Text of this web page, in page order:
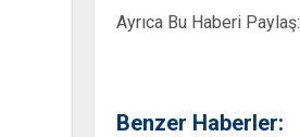
Ayrıca Bu Haberi Paylaş:
Benzer Haberler: